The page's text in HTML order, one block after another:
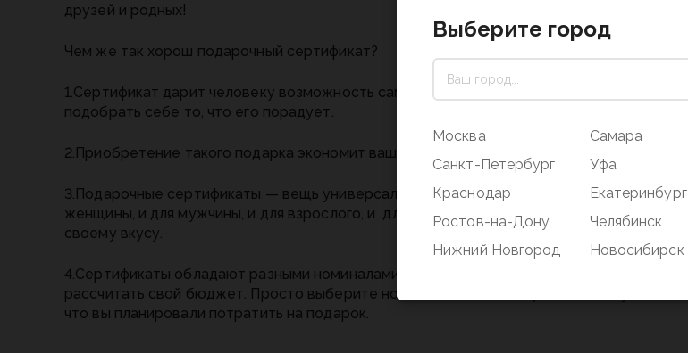
друзей и родных!
Чем же так хорош подарочный сертификат?
1.Сертификат дарит человеку возможность самостоятельно сделать выбор и
подобрать себе то, что его порадует.
2.Приобретение такого подарка экономит ваше время.
3.Подарочные сертификаты — вещь универсальная. Идеальный вариант и для
женщины, и для мужчины, и для взрослого, и для ребенка. Каждый найдет что-то по
своему вкусу.
4.Сертификаты обладают разными номиналами, поэтому вы без труда сможете
рассчитать свой бюджет. Просто выберите номинал, соответствующий той сумме,
что вы планировали потратить на подарок.
Выберите город
Москва
Санкт-Петербург
Краснодар
Ростов-на-Дону
Нижний Новгород
Самара
Уфа
Екатеринбург
Челябинск
Новосибирск